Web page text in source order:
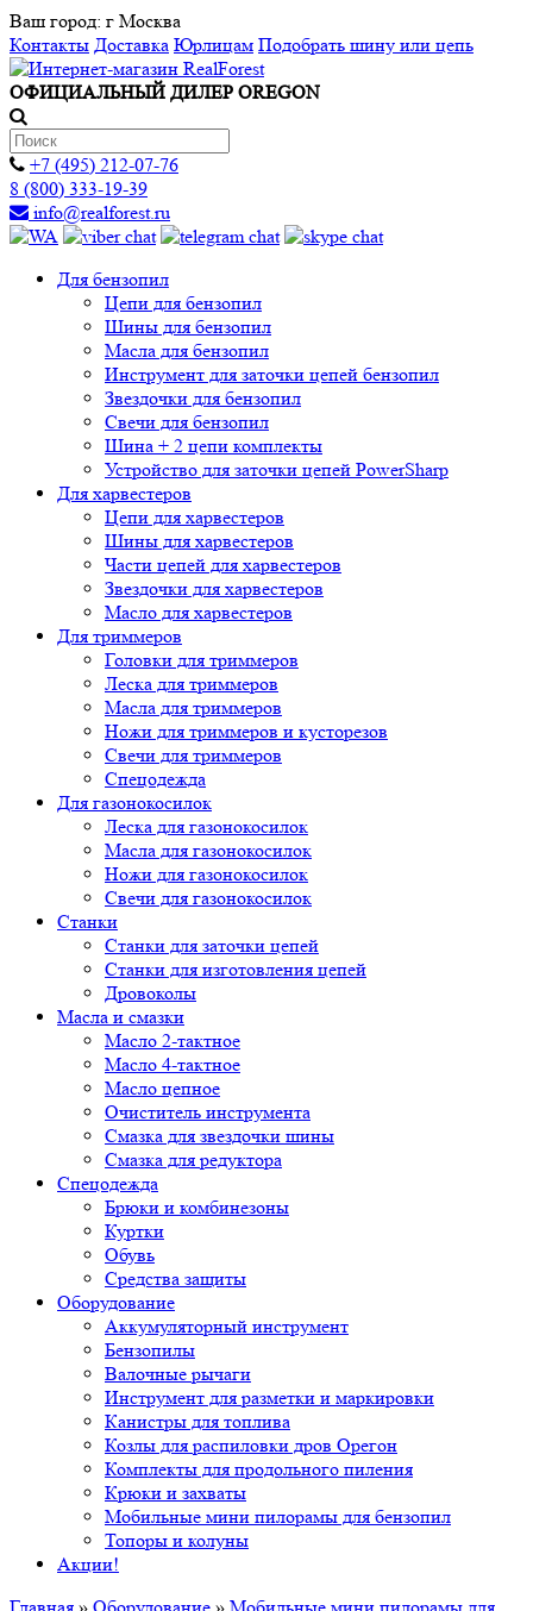
Ваш город: г Москва
Контакты Доставка Юрлицам Подобрать шину или цепь
ОФИЦИАЛЬНЫЙ ДИЛЕР OREGON
+7 (495) 212-07-76
8 (800) 333-19-39
info@realforest.ru
Для бензопил
Цепи для бензопил
Шины для бензопил
Масла для бензопил
Инструмент для заточки цепей бензопил
Звездочки для бензопил
Свечи для бензопил
Шина + 2 цепи комплекты
Устройство для заточки цепей PowerSharp
Для харвестеров
Цепи для харвестеров
Шины для харвестеров
Части цепей для харвестеров
Звездочки для харвестеров
Масло для харвестеров
Для триммеров
Головки для триммеров
Леска для триммеров
Масла для триммеров
Ножи для триммеров и кусторезов
Свечи для триммеров
Спецодежда
Для газонокосилок
Леска для газонокосилок
Масла для газонокосилок
Ножи для газонокосилок
Свечи для газонокосилок
Станки
Cтанки для заточки цепей
Станки для изготовления цепей
Дровоколы
Масла и смазки
Масло 2-тактное
Масло 4-тактное
Масло цепное
Очиститель инструмента
Смазка для звездочки шины
Смазка для редуктора
Спецодежда
Брюки и комбинезоны
Куртки
Обувь
Средства защиты
Оборудование
Аккумуляторный инструмент
Бензопилы
Валочные рычаги
Инструмент для разметки и маркировки
Канистры для топлива
Козлы для распиловки дров Орегон
Комплекты для продольного пиления
Крюки и захваты
Мобильные мини пилорамы для бензопил
Топоры и колуны
Акции!